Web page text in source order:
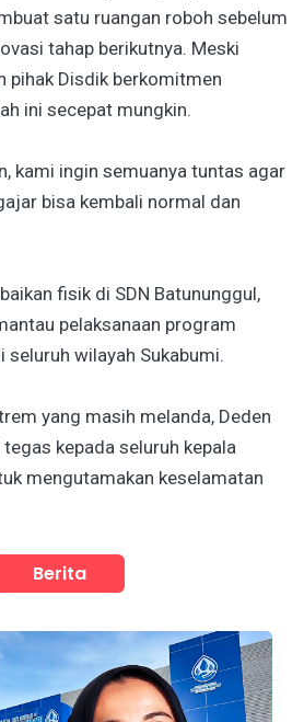
satu ruangan roboh sebelum
tahap berikutnya. Meski
pihak Disdik berkomitmen
ini secepat mungkin.
kami ingin semuanya tuntas agar
bisa kembali normal dan
fisik di SDN Batununggul,
pelaksanaan program
wilayah Sukabumi.
yang masih melanda, Deden
kepada seluruh kepala
mengutamakan keselamatan
Berita